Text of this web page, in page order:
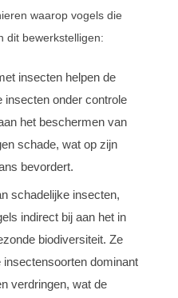
waarop vogels die
dit bewerkstelligen:
insecten helpen de
insecten onder controle
het beschermen van
schade, wat op zijn
bevordert.
schadelijke insecten,
indirect bij aan het in
biodiversiteit. Ze
dominant
verdringen, wat de